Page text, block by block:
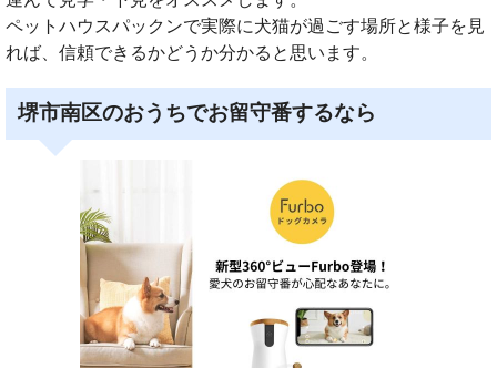
ペットハウスパックンで実際に犬猫が過ごす場所と様子を見
れば、信頼できるかどうか分かると思います。
堺市南区のおうちでお留守番するなら